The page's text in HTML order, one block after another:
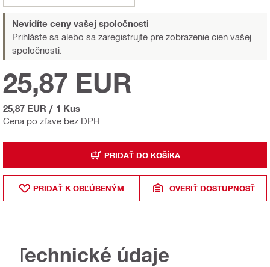
Nevidíte ceny vašej spoločnosti
Prihláste sa alebo sa zaregistrujte pre zobrazenie cien vašej
spoločnosti.
Cena po zľave bez DPH
25,87 EUR
25,87 EUR / 1 Kus
PRIDAŤ DO KOŠÍKA
PRIDAŤ K OBĽÚBENÝM OVERIŤ DOSTUPNOSŤ
Technické údaje